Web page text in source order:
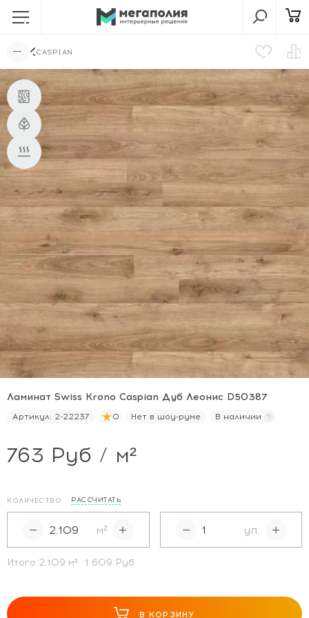
CASPIAN
Ламинат Swiss Krono Caspian Дуб Леонис D50387
Артикул: 2-22237 0 Нет в шоу-руме В наличии
763 Руб / м²
КОЛИЧЕСТВО РАССЧИТАТЬ
м² уп.
Итого 2.109 м² 1 609 Руб
В КОРЗИНУ